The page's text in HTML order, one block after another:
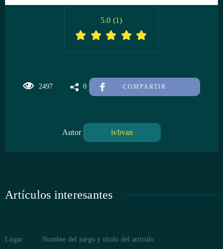
2497 0 COMPARTIR
5.0 (1)
Autor ivbvan
Artículos interesantes
Lugar Nombre del juego y título del artículo